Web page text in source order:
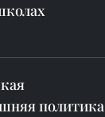
политика